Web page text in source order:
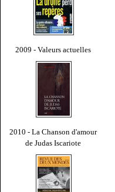
2009 - Valeurs actuelles
2010 - La Chanson d'amour
de Judas Iscariote